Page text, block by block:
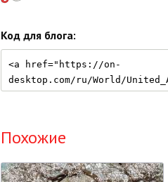
Код для блога:
Похожие